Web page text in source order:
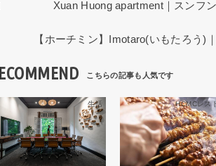
Xuan Huong apartment｜スンフ
【ホーチミン】Imotaro(いもたろう)
生活 HCMCレス